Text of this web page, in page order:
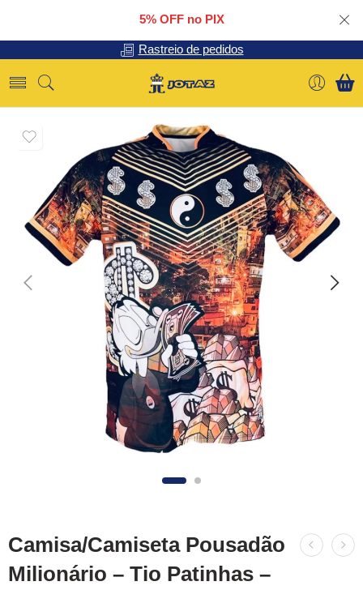
5% OFF no PIX
Rastreio de pedidos
Camisa/Camiseta Pousadão
Milionário – Tio Patinhas –